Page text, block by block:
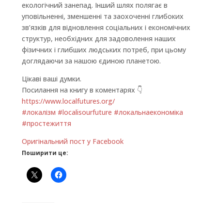
екологічний занепад. Інший шлях полягає в
уповільненні, зменшенні та заохоченні глибоких
зв’язків для відновлення соціальних і економічних
структур, необхідних для задоволення наших
фізичних і глибших людських потреб, при цьому
доглядаючи за нашою єдиною планетою.
Цікаві ваші думки.
Посилання на книгу в коментарях 👇
https://www.localfutures.org/
#локалізм #localisourfuture #локальнаекономіка
#простежиття
Оригінальний пост у Facebook
Поширити це: